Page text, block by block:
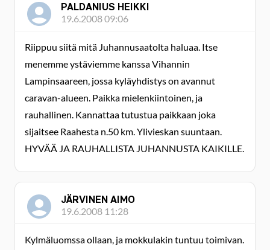
PALDANIUS HEIKKI
19.6.2008 09:06
Riippuu siitä mitä Juhannusaatolta haluaa. Itse
menemme ystäviemme kanssa Vihannin
Lampinsaareen, jossa kyläyhdistys on avannut
caravan-alueen. Paikka mielenkiintoinen, ja
rauhallinen. Kannattaa tutustua paikkaan joka
sijaitsee Raahesta n.50 km. Ylivieskan suuntaan.
HYVÄÄ JA RAUHALLISTA JUHANNUSTA KAIKILLE.
JÄRVINEN AIMO
19.6.2008 11:28
Kylmäluomssa ollaan, ja mokkulakin tuntuu toimivan.